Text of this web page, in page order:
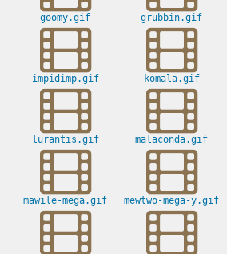
goomy.gif grubbin.gif
impidimp.gif komala.gif
lurantis.gif malaconda.gif
mawile-mega.gif mewtwo-mega-y.gif